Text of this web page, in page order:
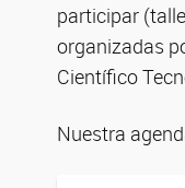
participar
organizadas
Científico
Nuestra